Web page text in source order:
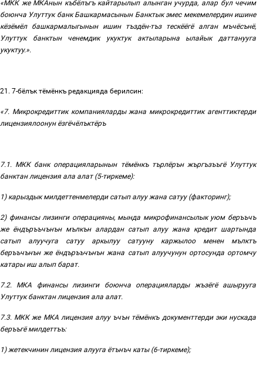
«МКК же МКАнын къбёлъгъ кайтарылып алынган учурда, алар бул чечим
боюнча Улуттук банк Башкармасынын Банктык эмес мекемелердин ишине
кёзёмёл башкармалыгынын ишин тъздён-тъз тескёёгё алган мъчёсънё,
Улуттук банктын ченемдик укуктук актыларына ылайык даттанууга
укуктуу.».
21. 7-бёлък тёмёнкъ редакцияда берилсин:
«7. Микрокредиттик компанияларды жана микрокредиттик агенттиктерди
лицензиялоонун ёзгёчёлъктёръ
7.1. МКК банк операцияларынын тёмёнкъ търлёрън жъргъзъъгё Улуттук
банктан лицензия ала алат (5-тиркеме):
1) карыздык милдеттенмелерди сатып алуу жана сатуу (факторинг);
2) финансы лизинги операцияны, мында микрофинансылык уюм беръъчъ
же ёндъръъчънън мълкън алардан сатып алуу жана кредит шартында
сатып алуучуга сатуу аркылуу сатууну каржылоо менен мълктъ
беръъчънън же ёндъръъчънън жана сатып алуучунун ортосунда ортомчу
катары иш алып барат.
7.2. МКА финансы лизинги боюнча операцияларды жъзёгё
ашырууга
Улуттук банктан лицензия ала алат.
7.3. МКК же МКА лицензия алуу ъчън тёмёнкъ документтерди эки нускада
беръъгё милдеттъъ:
1)жетекчинин лицензия алууга ётънъч каты (6-тиркеме);